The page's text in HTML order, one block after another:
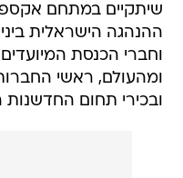
שיתקיים במתחם
ההנהגה הישראלית
וחברי הכנסת
ומהעולם, ראשי
ובכירי תחום החדשנות